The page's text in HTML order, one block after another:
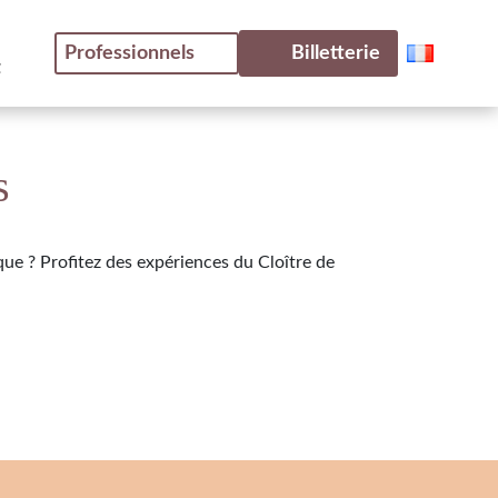
Professionnels Billetterie
? Profitez des expériences du Cloître de